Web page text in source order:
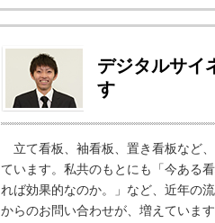
デジタルサイ
す
立て看板、袖看板、置き看板など
ています。私共のもとにも「今ある
れば効果的なのか。」など、近年の
からのお問い合わせが、増えていま